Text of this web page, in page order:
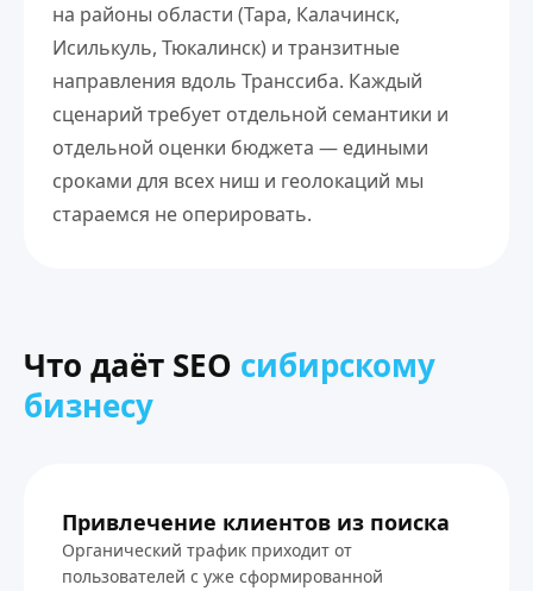
на районы области (Тара, Калачинск,
Исилькуль, Тюкалинск) и транзитные
направления вдоль Транссиба. Каждый
сценарий требует отдельной семантики и
отдельной оценки бюджета — едиными
сроками для всех ниш и геолокаций мы
стараемся не оперировать.
Что даёт SEO сибирскому
бизнесу
Привлечение клиентов из поиска
Органический трафик приходит от
пользователей с уже сформированной